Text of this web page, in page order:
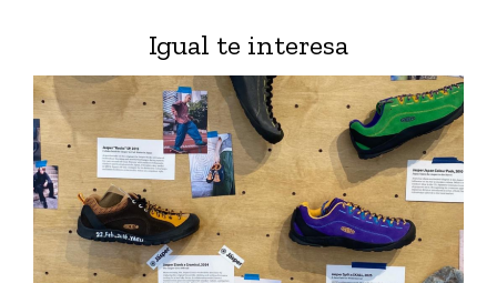
Igual te interesa